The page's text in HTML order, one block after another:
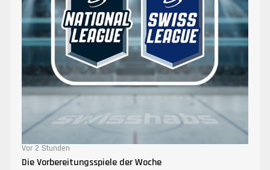
Vor 2 Stunden
Die Vorbereitungsspiele der Woche